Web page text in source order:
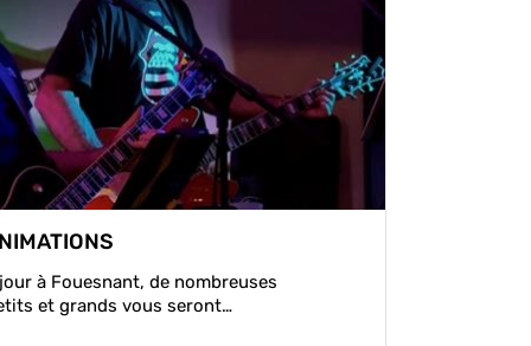
à Fouesnant, de nombreuses
et grands vous seront…